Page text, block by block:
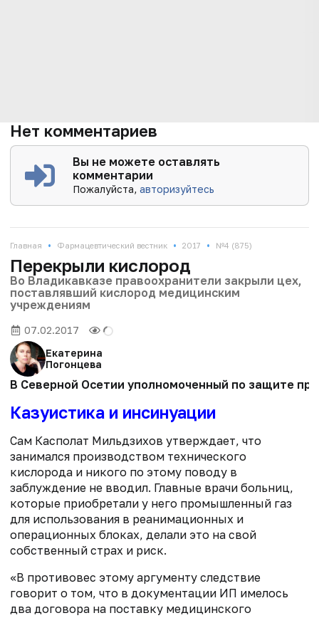
Нет комментариев
Вы не можете оставлять
комментарии
Пожалуйста,авторизуйтесь
Главная • Фармацевтический вестник • 2017 • №4 (875)
Перекрыли кислород
Во Владикавказе правоохранители закрыли цех,
поставлявший кислород медицинским
учреждениям
07.02.2017
Екатерина
Погонцева
В Северной Осетии уполномоченный по защите
Казуистика и инсинуации
Сам Касполат Мильдзихов утверждает, что
занимался производством технического
кислорода и никого по этому поводу в
заблуждение не вводил. Главные врачи больниц,
которые приобретали у него промышленный газ
для использования в реанимационных и
операционных блоках, делали это на свой
собственный страх и риск.
«В противовес этому аргументу следствие
говорит о том, что в документации ИП имелось
два договора на поставку медицинского